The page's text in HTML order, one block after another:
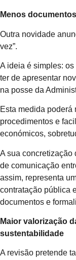
Menos
Outra novidade
vez”.
A ideia é simples:
ter de apresentar
na posse da
Esta medida
procedimentos e
económicos,
A sua concretização
de comunicação
assim, representa
contratação pública
documentos e
Maior valorização
sustentabilidade
A revisão pretende